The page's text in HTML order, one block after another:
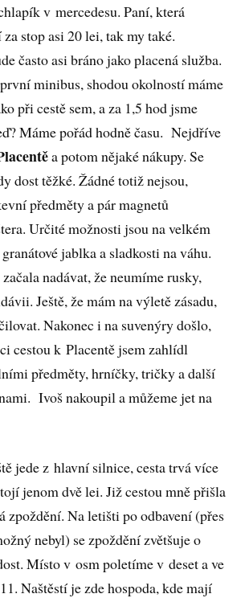
v mercedesu. Paní, která
stop asi 20 lei, tak my také.
často asi bráno jako placená služba.
minibus, shodou okolností máme
při cestě sem, a za 1,5 hod jsme
Máme pořád hodně času. Nejdříve
a potom nějaké nákupy. Se
dost těžké. Žádné totiž nejsou,
předměty a pár magnetů
Určité možnosti jsou na velkém
jablka a sladkosti na váhu.
nadávat, že neumíme rusky,
Ještě, že mám na výletě zásadu,
Nakonec i na suvenýry došlo,
cestou k Placentě jsem zahlídl
předměty, hrníčky, tričky a další
Ivoš nakoupil a můžeme jet na
jede z hlavní silnice, cesta trvá více
jenom dvě lei. Již cestou mně přišla
zpoždění. Na letišti po odbavení (přes
nebyl) se zpoždění zvětšuje o
Místo v osm poletíme v deset a ve
Naštěstí je zde hospoda, kde mají